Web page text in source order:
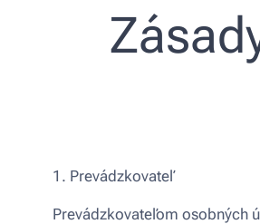
1. Prevádzkovateľ
Prevádzkovateľom osobných